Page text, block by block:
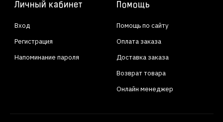
Личный кабинет
Вход
Регистрация
Напоминание пароля
Помощь
Помощь по сайту
Оплата заказа
Доставка заказа
Возврат товара
Онлайн менеджер